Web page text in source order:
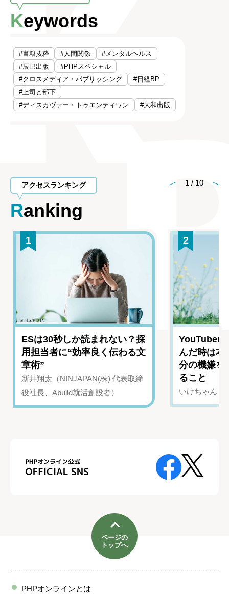
Keywords
#書籍抜粋 #人間関係
#メンタルヘルス
#辰巳出版
#PHPスペシャル
#クロスメディア・パブリッシング
#日経BP
#上司と部下
#ディスカヴァー・トゥエンティワン
#大和出版
アクセスランキング
Ranking
1 / 10
1
ESは30秒しか読まれない？採
用担当者に“効率良く伝わる文
章術”
新井翔太（NINJAPAN(株) 代表取締
役社長、Abuild就活創設者）
2
YouTuber
んだ時は
分の機嫌を
ること
いけちゃん（
ページの
トップへ
PHPオンラインとは